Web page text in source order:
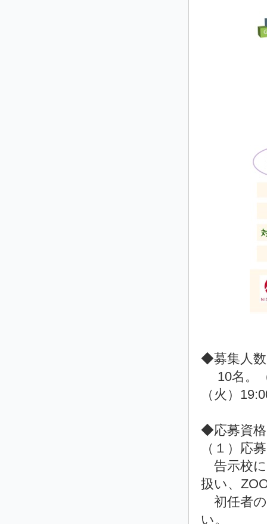
◆募集人数
10名。
（火）
◆応募資
（１）応
告示校に
扱い、
初任者の
い。